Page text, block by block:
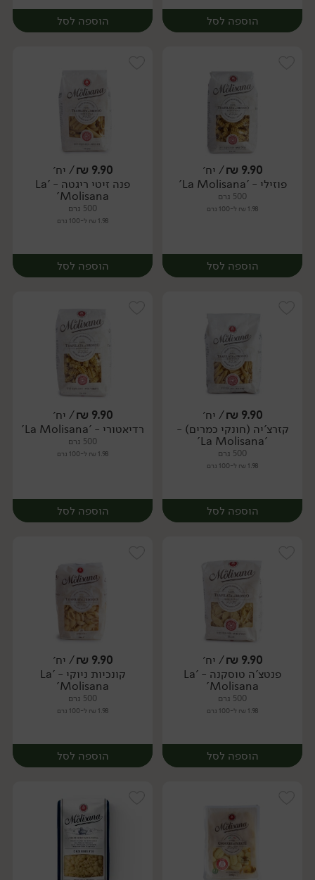
הוספה לסל
יח׳
הוספה לסל
יח׳
9.90
₪/ יח׳
פוזילי - 'La Molisana'
500 גרם
1.98 ₪ ל-100 גרם
הוספה לסל
יח׳
9.90
₪/ יח׳
פנה זיטי ריגטה - 'La
Molisana'
500 גרם
1.98 ₪ ל-100 גרם
הוספה לסל
יח׳
9.90
₪/ יח׳
קזרצ'יה (חונקי כמרים) -
'La Molisana'
500 גרם
1.98 ₪ ל-100 גרם
הוספה לסל
יח׳
9.90
₪/ יח׳
רדיאטורי - 'La Molisana'
500 גרם
1.98 ₪ ל-100 גרם
הוספה לסל
יח׳
9.90
₪/ יח׳
פנטצ'ה טוסקנה - 'La
Molisana'
500 גרם
1.98 ₪ ל-100 גרם
הוספה לסל
9.90
₪/ יח׳
קונכיות ניוקי - 'La
Molisana'
500 גרם
1.98 ₪ ל-100 גרם
הוספה לסל